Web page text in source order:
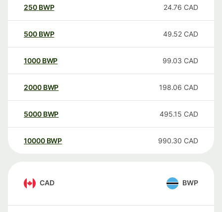
250 BWP 24.76 CAD
500 BWP 49.52 CAD
1000 BWP 99.03 CAD
2000 BWP 198.06 CAD
5000 BWP 495.15 CAD
10000 BWP 990.30 CAD
CAD BWP